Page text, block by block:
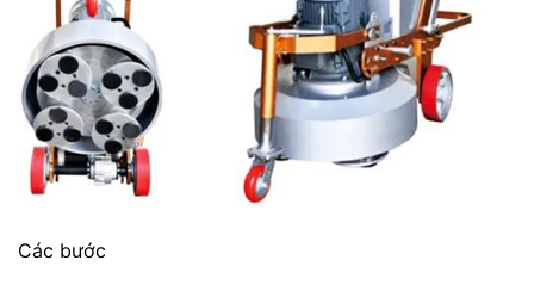
Các bước